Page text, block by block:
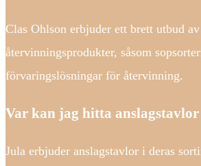
Clas Ohlson erbjuder ett brett utbud av
återvinningsprodukter, såsom
förvaringslösningar för återvinning.
Var kan jag hitta anslagstavlor
Jula erbjuder anslagstavlor i deras